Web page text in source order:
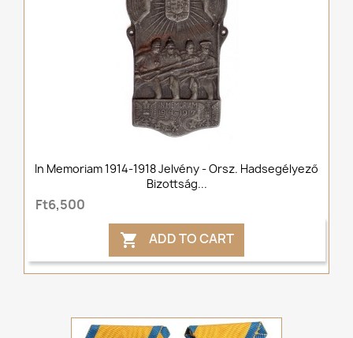
In Memoriam 1914-1918 Jelvény - Orsz. Hadsegélyező
Bizottság...
Ft6,500
 ADD TO CART